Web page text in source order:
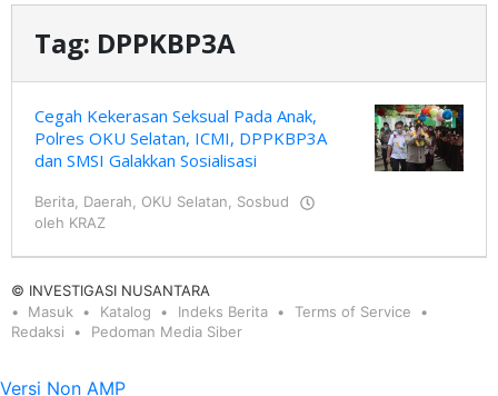
Tag: DPPKBP3A
Cegah Kekerasan Seksual Pada Anak,
Polres OKU Selatan, ICMI, DPPKBP3A
dan SMSI Galakkan Sosialisasi
Berita Daerah OKU Selatan
Sosbud
oleh KRAZ
© INVESTIGASI NUSANTARA
Masuk
Katalog Indeks Berita
Terms of Service
Redaksi
Pedoman Media Siber
Versi Non AMP